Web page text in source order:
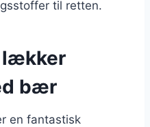
til retten.
lækker
bær
en fantastisk